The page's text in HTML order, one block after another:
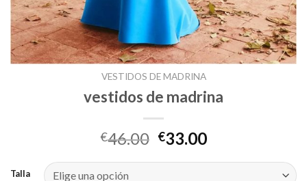
VESTIDOS DE MADRINA
vestidos de madrina
€46.00 €33.00
Talla